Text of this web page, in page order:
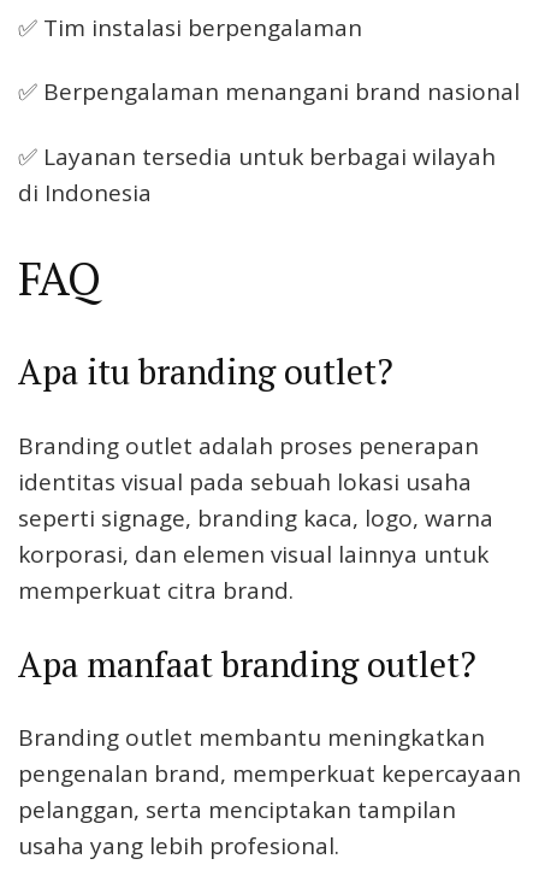
✅ Tim instalasi berpengalaman
✅ Berpengalaman menangani brand nasional
✅ Layanan tersedia untuk berbagai wilayah
di Indonesia
FAQ
Apa itu branding outlet?
Branding outlet adalah proses penerapan
identitas visual pada sebuah lokasi usaha
seperti signage, branding kaca, logo, warna
korporasi, dan elemen visual lainnya untuk
memperkuat citra brand.
Apa manfaat branding outlet?
Branding outlet membantu meningkatkan
pengenalan brand, memperkuat kepercayaan
pelanggan, serta menciptakan tampilan
usaha yang lebih profesional.